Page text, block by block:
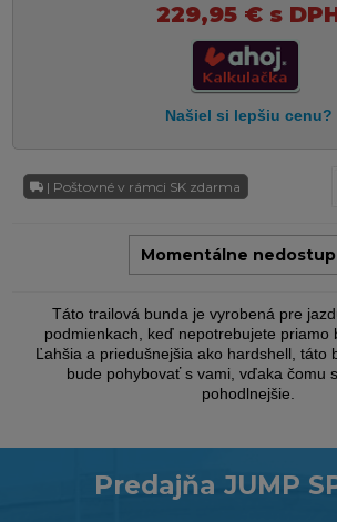
229,95 €s
| Poštovné v rámci SK zdarma
Momentálne
Táto trailová bunda je vyrobená pre
podmienkach, keď nepotrebujete priamo
Ľahšia a priedušnejšia ako hardshell, táto
bude pohybovať s vami, vďaka čomu
pohodlnejšie.
Predajňa JUMP